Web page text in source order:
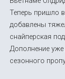
Теперь пришло
добавлены
снайперская
Дополнение уже
сезонного